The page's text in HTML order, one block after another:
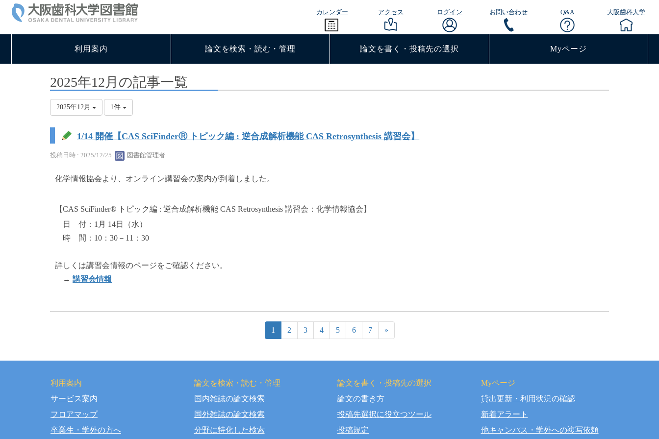
カレンダー アクセス ログイン お問い合わせ Q&A 大阪歯科大学
利用案内 論文を検索・読む・管理 論文を書く・投稿先の選択 Myページ
2025年12月の記事一覧
2025年12月 1件
1/14 開催【CAS SciFinderⓇ トピック編 : 逆合成解析機能 CAS Retrosynthesis 講習会】
投稿日時 : 2025/12/25 図書館管理者
化学情報協会より、オンライン講習会の案内が到着しました。
【CAS SciFinder® トピック編 : 逆合成解析機能 CAS Retrosynthesis 講習会：化学情報協会】
日 付：1月 14日（水）
時 間：10：30－11：30
詳しくは講習会情報のページをご確認ください。
→ 講習会情報
1 2 3 4 5 6 7 »
利用案内
サービス案内
フロアマップ
卒業生・学外の方へ
論文を検索・読む・管理
国内雑誌の論文検索
国外雑誌の論文検索
分野に特化した検索
論文を書く・投稿先の選択
論文の書き方
投稿先選択に役立つツール
投稿規定
Myページ
貸出更新・利用状況の確認
新着アラート
他キャンパス・学外への複写依頼
Copyright © OSAKA DENTAL UNIVERSITY LIBRARY All Rights Reserved.